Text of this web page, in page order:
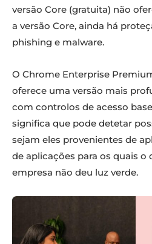
versão Core (gratuita) não
a versão Core, ainda há
phishing e malware.
O Chrome Enterprise
oferece uma versão mais
com controlos de acesso
significa que pode detetar
sejam eles provenientes de
de aplicações para os quais o
empresa não deu luz verde.